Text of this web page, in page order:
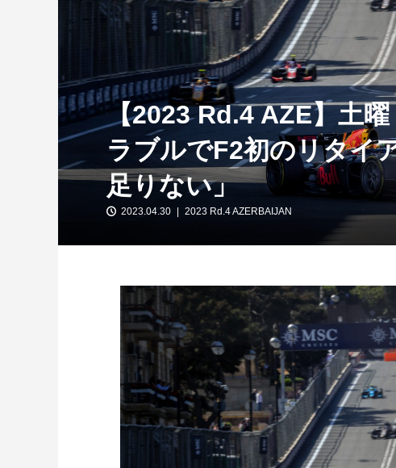
【2023 Rd.4 AZE】土
ラブルでF2初のリタイ
足りない」
2023.04.30 2023 Rd.4 AZERBAIJAN
【特別企画】2026年ホンダの現在地
①「アストンマーティンとの交渉4...